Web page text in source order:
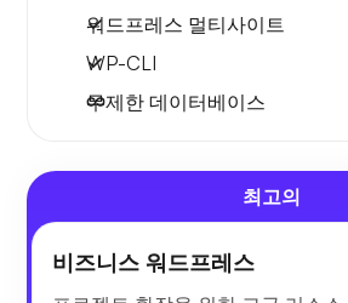
워드프레스 멀티사이트
WP-CLI
무제한 데이터베이스
최고의
비즈니스 워드프레스